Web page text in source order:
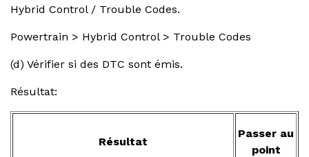
Hybrid Control / Trouble Codes.
Powertrain > Hybrid Control > Trouble Codes
(d) Vérifier si des DTC sont émis.
Résultat:
Résultat
Passer au
point